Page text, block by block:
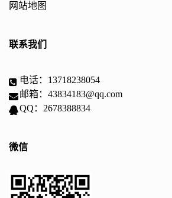
网站地图
联系我们
电话：13718238054
邮箱：43834183@qq.com
QQ：2678388834
微信